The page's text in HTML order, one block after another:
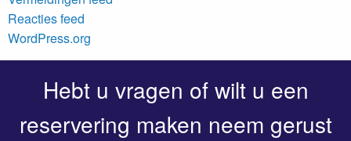
Reacties feed
WordPress.org
Hebt u vragen of wilt u een
reservering maken neem gerust